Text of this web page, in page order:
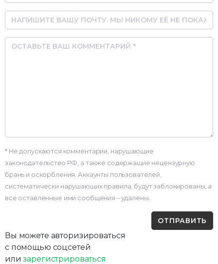
Email
Comment
* Не допускаются комментарии, нарушающие
законодательство РФ, а также содержащие нецензурную
брань и оскорбления. Аккаунты пользователей,
систематически нарушающих правила, будут заблокированы, а
все оставленные ими сообщения – удалены.
Вы можете авторизироваться
с помощью соцсетей
илизарегистрироваться